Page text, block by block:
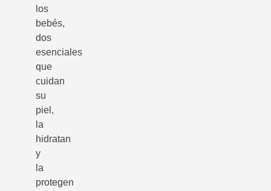
los
bebés,
dos
esenciales
que
cuidan
su
piel,
la
hidratan
y
la
protegen